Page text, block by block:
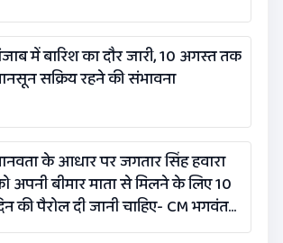
में बारिश का दौर जारी, 10 अगस्त तक
सक्रिय रहने की संभावना
के आधार पर जगतार सिंह हवारा
अपनी बीमार माता से मिलने के लिए 10
की पैरोल दी जानी चाहिए- CM भगवंत
मान